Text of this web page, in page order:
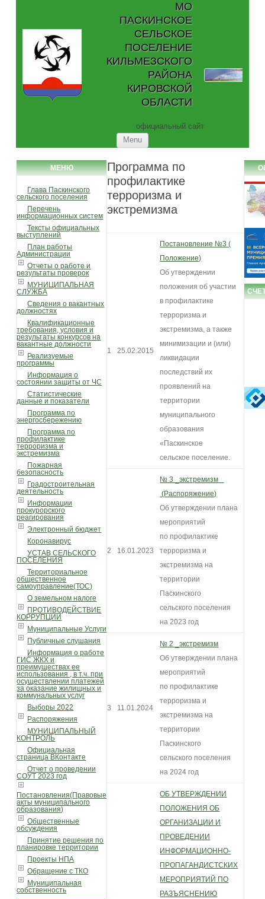
МО
ПАСКИНСКОЕ
СЕЛЬСКОЕ
ПОСЕЛЕНИЕ
КИЛЬМЕЗСКОГО
РАЙОНА
КИРОВСКОЙ
ОБЛАСТИ
официальный сайт
Menu
МЕНЮ
Глава Паскинского
сельского поселения
Перечень
информационных систем
Тексты официальных
выступлений
План работы
Администрации
Отчеты о работе и
результаты проверок
МУНИЦИПАЛЬНАЯ
СЛУЖБА
Сведения о вакантных
должностях
Квалификационные
требования, условия и
результаты конкурсов на
вакантные должности
Реализуемые
программы
Информация о
состоянии защиты от ЧС
Статистические
данные и показатели
Программа по
энергосбережению
Программа по
профилактике
терроризма и
экстремизма
Пожарная
безопасность
Градостроительная
деятельность
Информации
прокурорского
реагирования
Электронный бюджет
Коронавирус
УСТАВ СЕЛЬСКОГО
ПОСЕЛЕНИЯ
Территориальное
общественное
самоуправление(ТОС)
О земельном налоге
ПРОТИВОДЕЙСТВИЕ
КОРРУПЦИИ
Муниципальные Услуги
Публичные слушания
Информация о работе
ГИС ЖКХ и
преимуществах ее
использования , в т.ч. при
осуществлении платежей
за оказание жилищных и
коммунальных услуг
Выборы 2022
Распоряжения
МУНИЦИПАЛЬНЫЙ
КОНТРОЛЬ
Официальная
страница ВКонтакте
Отчет о проведении
СОУТ 2023 год
Постановления(Правовые
акты муниципального
образования)
Общественные
обсуждения
Принятие решения по
планировке территории
Проекты НПА
Обращение с ТКО
Муниципальная
собственность
Программа по
профилактике
терроризма и
экстремизма
1 25.02.2015
Постановление №3 (
Положение)
Об утверждении
положения об участии
в профилактике
терроризма и
экстремизма, а также
минимизации и (или)
ликвидации
последствий их
проявлений на
территории
муниципального
образования
«Паскинское
сельское поселение.
2 16.01.2023
№ 3 _экстремизм
(Распоряжение)
Об утверждении плана
мероприятий
по профилактике
терроризма и
экстремизма на
территории
Паскинского
сельского поселения
на 2023 год
3 11.01.2024
№ 2 _экстремизм
Об утверждении плана
мероприятий
по профилактике
терроризма и
экстремизма на
территории
Паскинского
сельского поселения
на 2024 год
ОБ УТВЕРЖДЕНИИ
ПОЛОЖЕНИЯ ОБ
ОРГАНИЗАЦИИ И
ПРОВЕДЕНИИ
ИНФОРМАЦИОННО-
ПРОПАГАНДИСТСКИХ
МЕРОПРИЯТИЙ ПО
РАЗЪЯСНЕНИЮ